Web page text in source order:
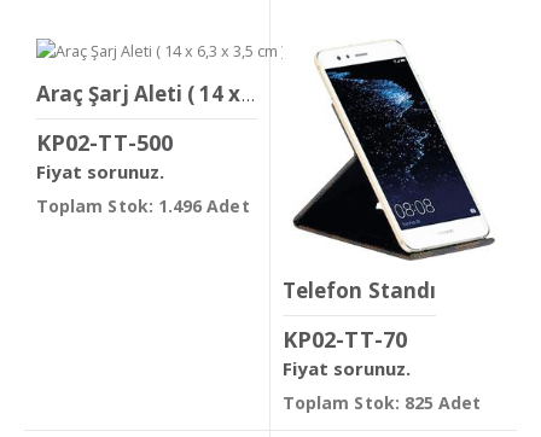
Araç Şarj Aleti ( 14 x 6,3 x 3,5 cm )
KP02-TT-500
Fiyat sorunuz.
Toplam Stok: 1.496 Adet
Telefon Standı
KP02-TT-70
Fiyat sorunuz.
Toplam Stok: 825 Adet